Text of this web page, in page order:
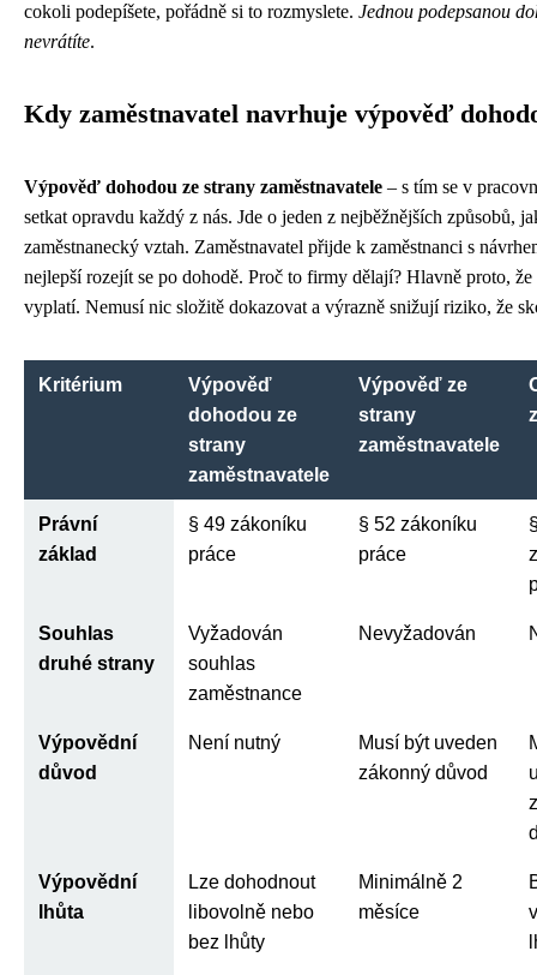
cokoli podepíšete, pořádně si to rozmyslete. Jednou podepsanou
nevrátíte.
Kdy zaměstnavatel navrhuje výpověď
Výpověď dohodou ze strany zaměstnavatele – s tím se v
setkat opravdu každý z nás. Jde o jeden z nejběžnějších způsobů,
zaměstnanecký vztah. Zaměstnavatel přijde k zaměstnanci s
nejlepší rozejít se po dohodě. Proč to firmy dělají? Hlavně proto, že
vyplatí. Nemusí nic složitě dokazovat a výrazně snižují riziko, že
Kritérium
Výpověď
dohodou ze
strany
zaměstnavatele
Výpověď ze
strany
zaměstnavatele
Právní
základ
§ 49 zákoníku
práce
§ 52 zákoníku
práce
Souhlas
druhé strany
Vyžadován
souhlas
zaměstnance
Nevyžadován
Výpovědní
důvod
Není nutný
Musí být uveden
zákonný důvod
Výpovědní
lhůta
Lze dohodnout
libovolně nebo
bez lhůty
Minimálně 2
měsíce